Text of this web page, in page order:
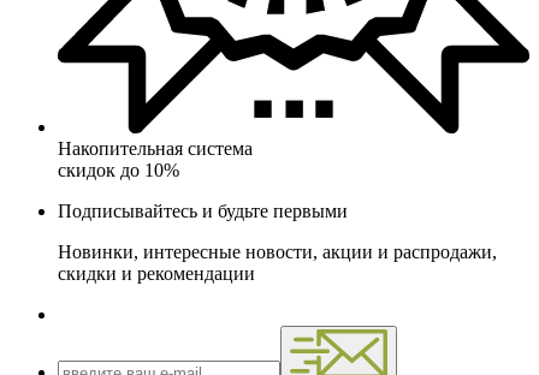
Накопительная система
скидок до 10%
Подписывайтесь и будьте первыми
Новинки, интересные новости, акции и распродажи,
скидки и рекомендации